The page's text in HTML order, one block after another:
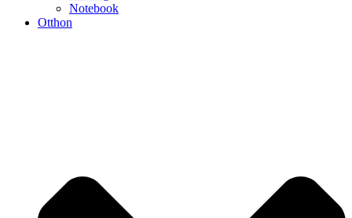
Notebook
Otthon